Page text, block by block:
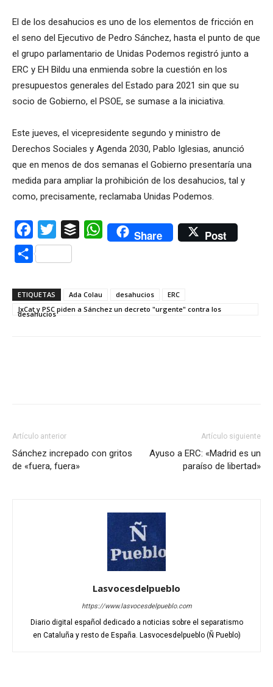
El de los desahucios es uno de los elementos de fricción en
el seno del Ejecutivo de Pedro Sánchez, hasta el punto de que
el grupo parlamentario de Unidas Podemos registró junto a
ERC y EH Bildu una enmienda sobre la cuestión en los
presupuestos generales del Estado para 2021 sin que su
socio de Gobierno, el PSOE, se sumase a la iniciativa.
Este jueves, el vicepresidente segundo y ministro de
Derechos Sociales y Agenda 2030, Pablo Iglesias, anunció
que en menos de dos semanas el Gobierno presentaría una
medida para ampliar la prohibición de los desahucios, tal y
como, precisamente, reclamaba Unidas Podemos.
Facebook
Twitter Buffer WhatsAppShare Post
Compartir
ETIQUETAS Ada Colau desahucios
ERC
JxCat y PSC piden a Sánchez un decreto "urgente" contra los
desahucios
Artículo anterior
Sánchez increpado con gritos
de «fuera, fuera»
Artículo siguiente
Ayuso a ERC: «Madrid es un
paraíso de libertad»
Lasvocesdelpueblo
https://www.lasvocesdelpueblo.com
Diario digital español dedicado a noticias sobre el separatismo
en Cataluña y resto de España. Lasvocesdelpueblo (Ñ Pueblo)